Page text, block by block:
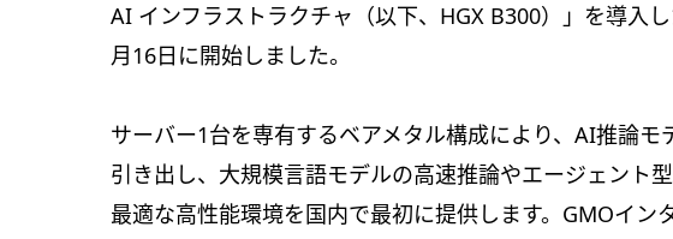
AI インフラストラクチャ（以下、HGX B300）」を導入
月16日に開始しました。
サーバー1台を専有するベアメタル構成により、AI推論
引き出し、大規模言語モデルの高速推論やエージェント
最適な高性能環境を国内で最初に提供します。GMOイン